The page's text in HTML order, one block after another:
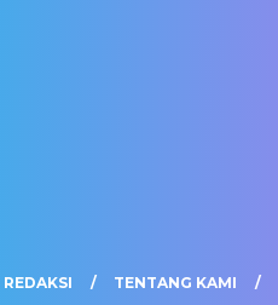
REDAKSI TENTANG KAMI